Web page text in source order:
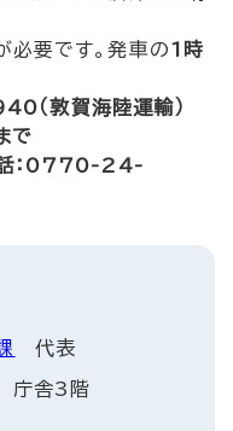
必要です。発車の1時
（敦賀海陸運輸）
で
話：0770-24-
代表
庁舎3階